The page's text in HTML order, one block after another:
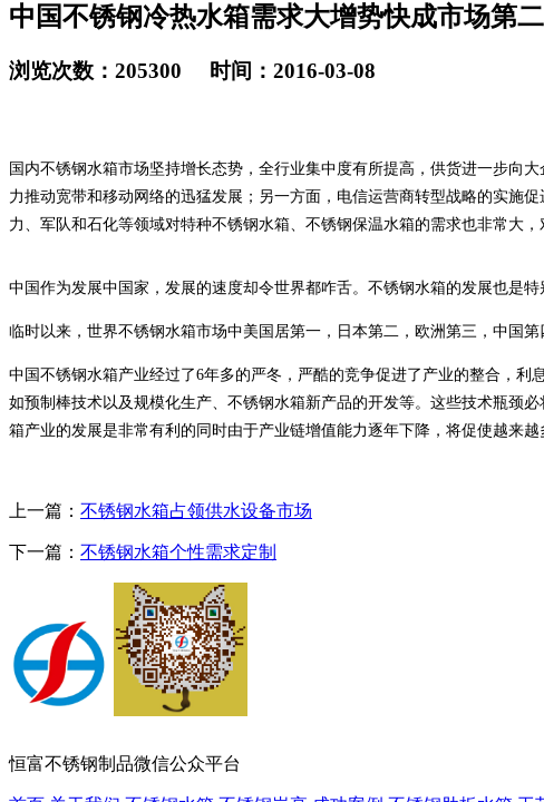
中国不锈钢冷热水箱需求大增势快成市场第二
浏览次数：205300 时间：2016-03-08
国内不锈钢水箱市场坚持增长态势，全行业集中度有所提高，供货进一步向
力推动宽带和移动网络的迅猛发展；另一方面，电信运营商转型战略的实施
力、军队和石化等领域对特种不锈钢水箱、不锈钢保温水箱的需求也非常大
中国作为发展中国家，发展的速度却令世界都咋舌。不锈钢水箱的发展也是特
临时以来，世界不锈钢水箱市场中美国居第一，日本第二，欧洲第三，中国
中国不锈钢水箱产业经过了6年多的严冬，严酷的竞争促进了产业的整合，
如预制棒技术以及规模化生产、不锈钢水箱新产品的开发等。这些技术瓶颈
箱产业的发展是非常有利的同时由于产业链增值能力逐年下降，将促使越来
上一篇： 不锈钢水箱占领供水设备市场
下一篇： 不锈钢水箱个性需求定制
恒富不锈钢制品微信公众平台